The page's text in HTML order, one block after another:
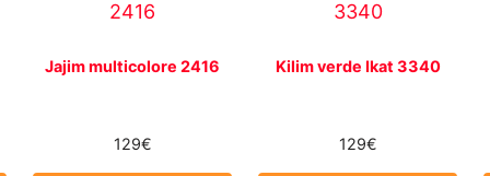
era: 1.500€.
attuale è: 619€.
Jajim multicolore 2416
129€
Kilim verde Ikat 3340
129€